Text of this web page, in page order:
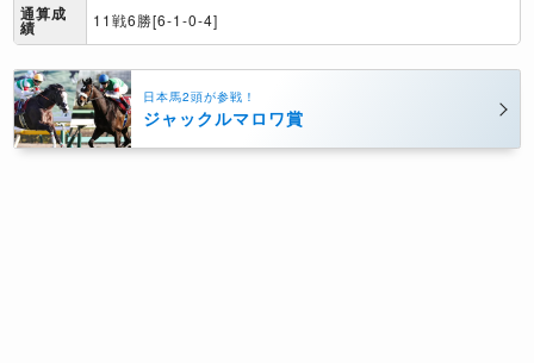
通算成
績 11戦6勝[6-1-0-4]
日本馬2頭が参戦！
ジャックルマロワ賞